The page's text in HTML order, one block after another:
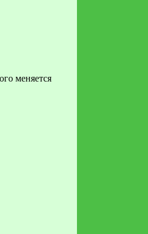
меняется